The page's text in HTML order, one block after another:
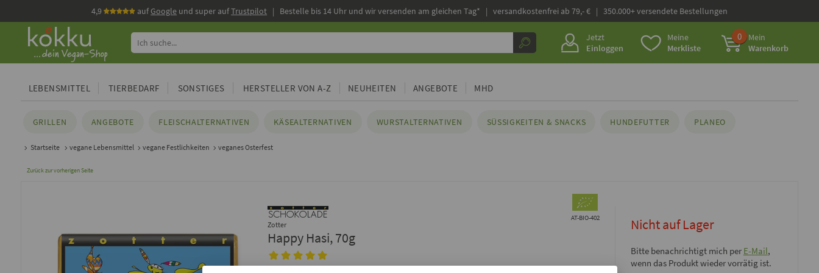
4,9 aufGoogle und super aufTrustpilot | Bestelle bis 14 Uhr und wir versenden am gleichen Tag* | versandkostenfrei ab 79,- € | 350.000+ versendete Bestellungen
Jetzt
Einloggen
Meine
Merkliste
0
Mein
Warenkorb
LEBENSMITTEL TIERBEDARF SONSTIGES HERSTELLER VON A-Z NEUHEITEN ANGEBOTE MHD
GRILLEN ANGEBOTE FLEISCHALTERNATIVEN KÄSEALTERNATIVEN WURSTALTERNATIVEN SÜSSIGKEITEN & SNACKS HUNDEFUTTER PLANEO
Startseite vegane Lebensmittel vegane Festlichkeiten veganes Osterfest
Zurück zur vorherigen Seite
AT-BIO-402
Zotter
Happy Hasi, 70g
Nicht auf Lager
Bitte benachrichtigt mich per E-Mail,
wenn das Produkt wieder vorrätig ist.